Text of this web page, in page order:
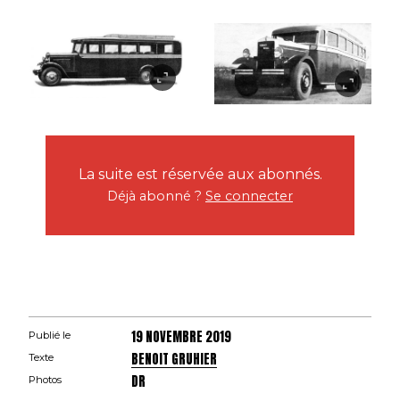
La suite est réservée aux abonnés.
Déjà abonné ? Se connecter
Publié le 19 NOVEMBRE 2019
Texte BENOIT GRUHIER
Photos DR